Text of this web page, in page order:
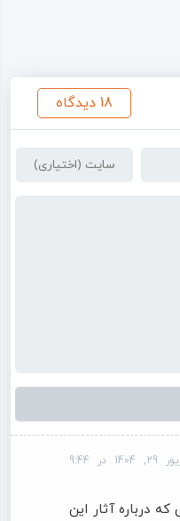
18 دیدگاه
شهریور 29, 1404 در 9:44
درباره آثار این